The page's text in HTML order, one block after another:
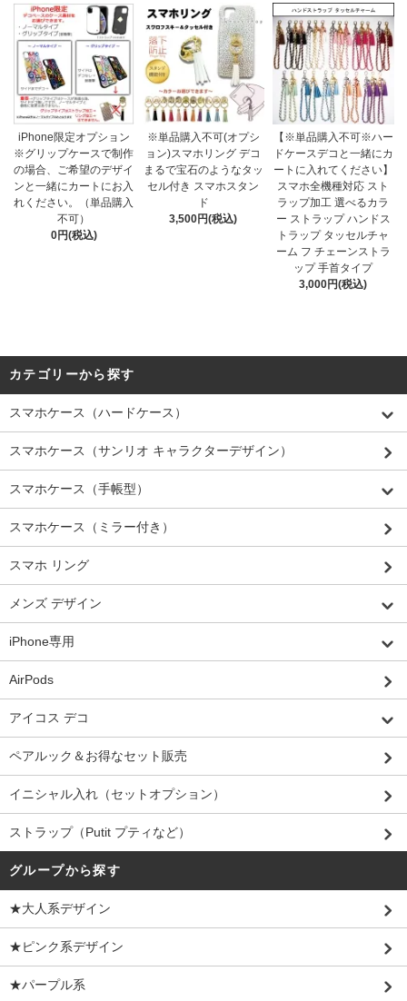
iPhone限定オプション
※グリップケースで制作
の場合、ご希望のデザイ
ンと一緒にカートにお入
れください。（単品購入
不可）
0円(税込)
※単品購入不可(オプシ
ョン)スマホリング デコ
まるで宝石のようなタッ
セル付き スマホスタン
ド
3,500円(税込)
【※単品購入不可※ハー
ドケースデコと一緒にカ
ートに入れてください】
スマホ全機種対応 スト
ラップ加工 選べるカラ
ー ストラップ ハンドス
トラップ タッセルチャ
ーム フ チェーンストラ
ップ 手首タイプ
3,000円(税込)
カテゴリーから探す
スマホケース（ハードケース）
スマホケース（サンリオ キャラクターデザイン）
スマホケース（手帳型）
スマホケース（ミラー付き）
スマホ リング
メンズ デザイン
iPhone専用
AirPods
アイコス デコ
ペアルック＆お得なセット販売
イニシャル入れ（セットオプション）
ストラップ（Putit プティなど）
グループから探す
★大人系デザイン
★ピンク系デザイン
★パープル系